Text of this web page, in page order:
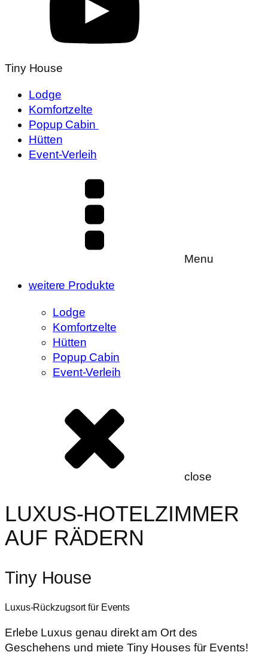
Tiny House
Lodge
Komfortzelte
Popup Cabin
Hütten
Event-Verleih
Menu
weitere Produkte
Lodge
Komfortzelte
Hütten
Popup Cabin
Event-Verleih
close
LUXUS-HOTELZIMMER
AUF RÄDERN
Tiny House
Luxus-Rückzugsort für Events
Erlebe Luxus genau direkt am Ort des
Geschehens und miete Tiny Houses für Events!